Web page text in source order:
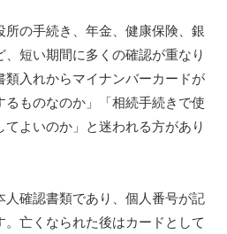
所の手続き、年金、健康保険、銀
短い期間に多くの確認が重なり
類入れからマイナンバーカードが
ものなのか」「相続手続きで使
よいのか」と迷われる方があり
確認書類であり、個人番号が記
亡くなられた後はカードとして